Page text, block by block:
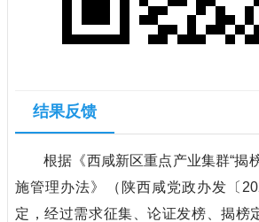
结果反馈
根据《西咸新区重点产业集群“揭
施管理办法》（陕西咸党政办发〔
定，经过需求征集、论证发榜、揭榜